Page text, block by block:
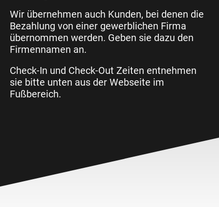
Wir übernehmen auch Kunden, bei denen die
Bezahlung von einer gewerblichen Firma
übernommen werden. Geben sie dazu den
Firmennamen an.
Check-In und Check-Out Zeiten entnehmen
sie bitte unten aus der Webseite im
Fußbereich.